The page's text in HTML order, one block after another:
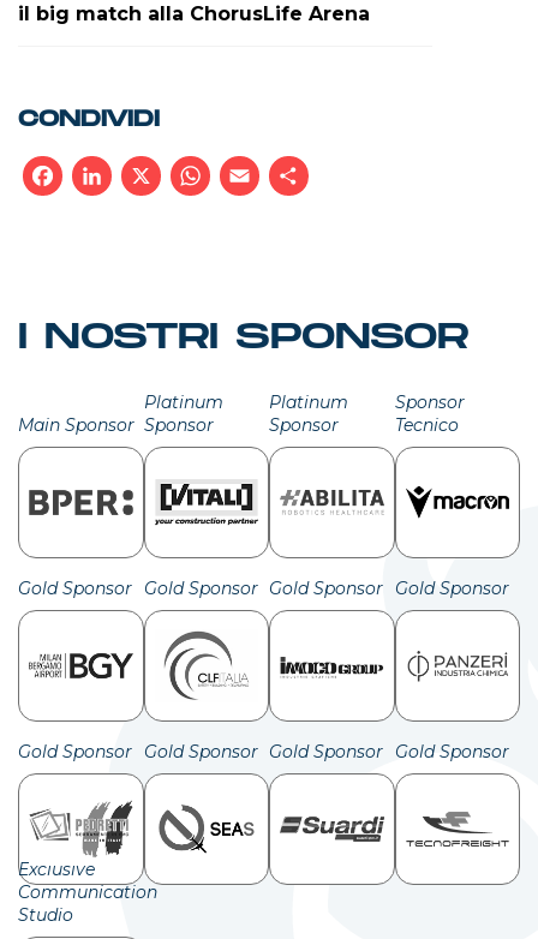
il big match alla ChorusLife Arena
CONDIVIDI
I NOSTRI SPONSOR
Main Sponsor
Platinum
Sponsor
Platinum
Sponsor
Sponsor
Tecnico
Gold Sponsor Gold Sponsor Gold Sponsor Gold Sponsor
Gold Sponsor Gold Sponsor Gold Sponsor Gold Sponsor
Exclusive
Communication
Studio